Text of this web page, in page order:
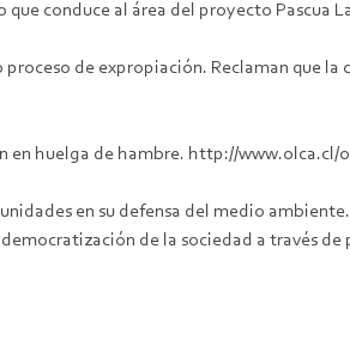
conduce al área del proyecto Pascua
de expropiación. Reclaman que la
en huelga de hambre. http://
en su defensa del medio
de la sociedad a través